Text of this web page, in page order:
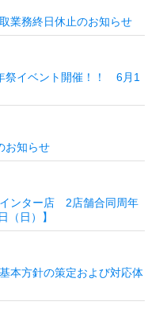
業務終日休止のお知らせ
祭イベント開催！！ 6月1
お知らせ
インター店 2店舗合同周年
（日）】
本方針の策定および対応体